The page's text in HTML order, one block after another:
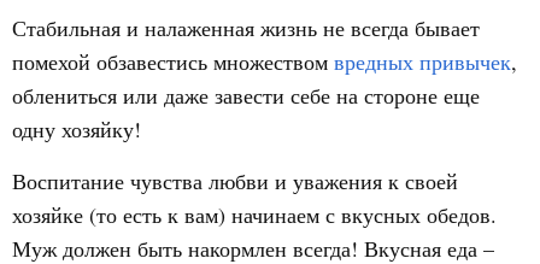
Стабильная и налаженная жизнь не всегда бывает
помехой обзавестись множеством вредных привычек,
облениться или даже завести себе на стороне еще
одну хозяйку!
Воспитание чувства любви и уважения к своей
хозяйке (то есть к вам) начинаем с вкусных обедов.
Муж должен быть накормлен всегда! Вкусная еда –